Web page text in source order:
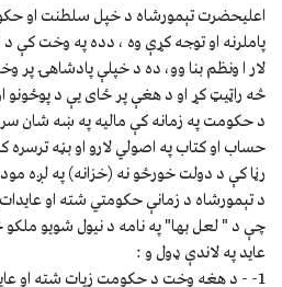
اعليحضرت تېمورشاه د خپل سلطنت او
پاملرنه او توجه كړې وه ، دده په وخت كې
لار ا ونظم بنا وو، ده د خپلې پادشاهۍ
د حكومت په زمانه كې ماليه په ښه شان
حساب او كتاب په اصولي لارو او بڼه
رڼا كې د دولت خورځو نه (خزانه) په لږه
د تېمورشاه د زمانې حكومتي شته او عايدات
چې د " لعل بها" په نامه د نيول شويو
عايد په لاندې ډول و :
1- - د هغه وخت د حكومت زيات شته او